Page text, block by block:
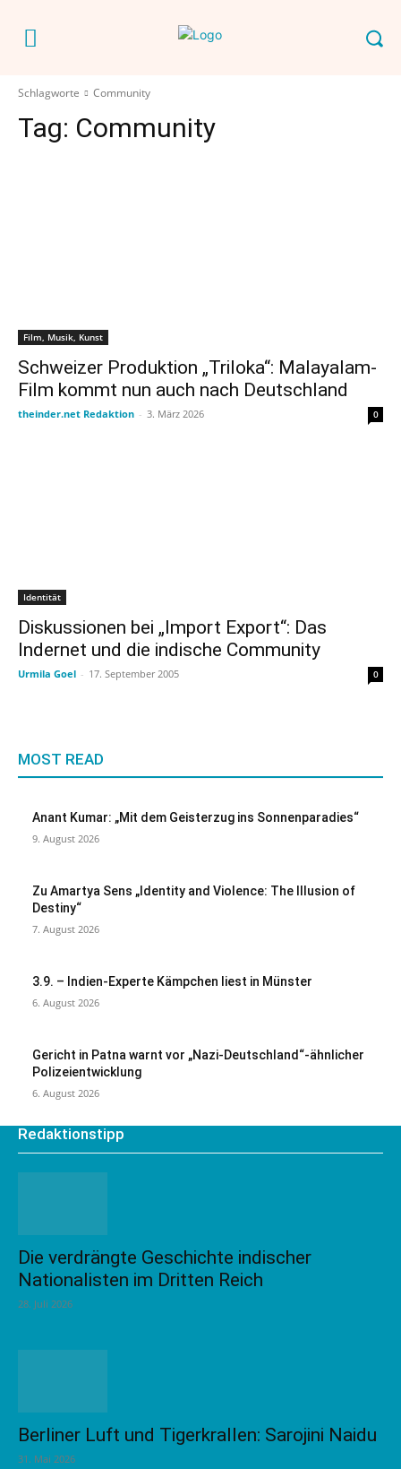
Schlagworte Community
Tag: Community
Film, Musik, Kunst
Schweizer Produktion „Triloka“: Malayalam-
Film kommt nun auch nach Deutschland
theinder.net Redaktion - 3. März 2026 0
Identität
Diskussionen bei „Import Export“: Das
Indernet und die indische Community
Urmila Goel - 17. September 2005 0
MOST READ
Anant Kumar: „Mit dem Geisterzug ins Sonnenparadies“
9. August 2026
Zu Amartya Sens „Identity and Violence: The Illusion of
Destiny“
7. August 2026
3.9. – Indien-Experte Kämpchen liest in Münster
6. August 2026
Gericht in Patna warnt vor „Nazi-Deutschland“-ähnlicher
Polizeientwicklung
6. August 2026
Redaktionstipp
Die verdrängte Geschichte indischer
Nationalisten im Dritten Reich
28. Juli 2026
Berliner Luft und Tigerkrallen: Sarojini Naidu
31. Mai 2026